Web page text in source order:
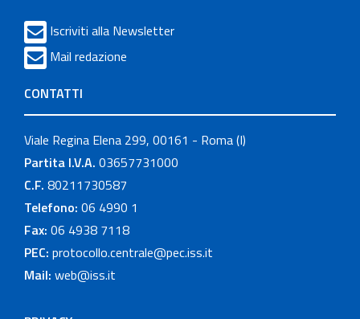
Iscriviti alla Newsletter
Mail redazione
CONTATTI
Viale Regina Elena 299, 00161 - Roma (I)
Partita I.V.A. 03657731000
C.F. 80211730587
Telefono: 06 4990 1
Fax: 06 4938 7118
PEC: protocollo.centrale@pec.iss.it
Mail: web@iss.it